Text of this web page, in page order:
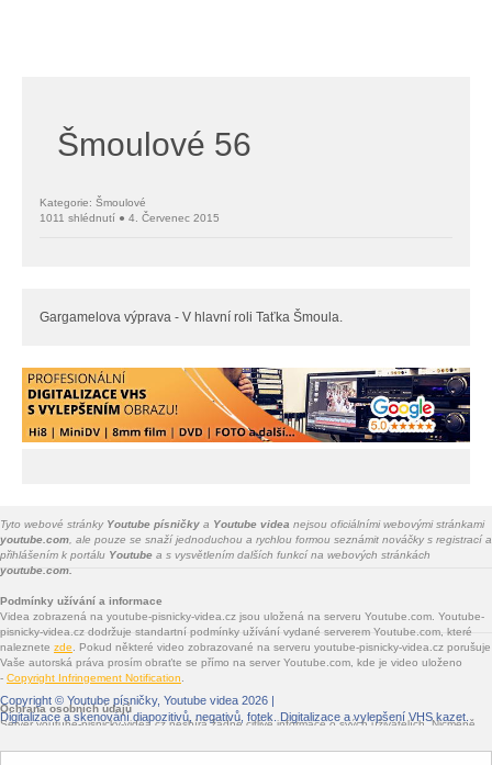
Šmoulové 56
Kategorie: Šmoulové
1011 shlédnutí ● 4. Červenec 2015
Gargamelova výprava - V hlavní roli Taťka Šmoula.
Tyto webové stránky Youtube písničky a Youtube videa nejsou oficiálními webovými stránkami
youtube.com , ale pouze se snaží jednoduchou a rychlou formou seznámit nováčky s registrací a
přihlášením k portálu Youtube a s vysvětlením dalších funkcí na webových stránkách
youtube.com.
Podmínky užívání a informace
Videa zobrazená na youtube-pisnicky-videa.cz jsou uložená na serveru Youtube.com. Youtube-
pisnicky-videa.cz dodržuje standartní podmínky užívání vydané serverem Youtube.com, které
naleznete zde . Pokud některé video zobrazované na serveru youtube-pisnicky-videa.cz porušuje
Vaše autorská práva prosím obraťte se přímo na server Youtube.com, kde je video uloženo
- Copyright Infringement Notification
Ochrana osobních údajů
Server youtube-pisnicky-videa.cz nesbírá žádné citlivé informace o svých uživatelích. Nicméně
Twitter.com, Seznam.cz - které informace sbírat mohou. Jde především o služby sdílení na
Copyright © Youtube písničky, Youtube videa 2026 |
Digitalizace a skenování diapozitivů, negativů, fotek . Digitalizace a vylepšení VHS kazet.